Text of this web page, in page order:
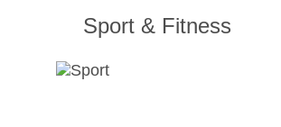
Sport & Fitness